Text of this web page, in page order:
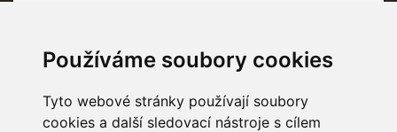
Používáme soubory cookies
Tyto webové stránky používají soubory
cookies a další sledovací nástroje s cílem
11 12 13 14 15
16
18 19 20 21 22
23
25 26 27 28 29 30